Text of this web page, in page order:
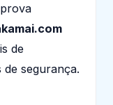
de
segurança.